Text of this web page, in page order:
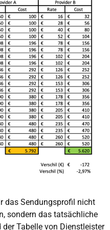
das Sendungsprofil nicht
sondern das tatsächliche
Tabelle von Dienstleister